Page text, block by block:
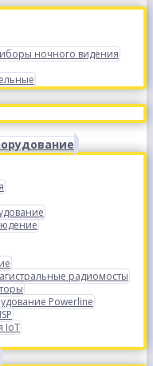
ночного видения
радиомосты
Powerline
IoT